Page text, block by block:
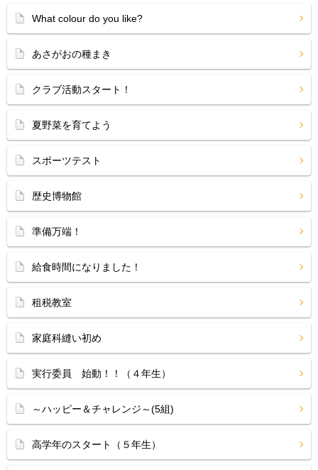
What colour do you like?
あさがおの種まき
クラブ活動スタート！
夏野菜を育てよう
スポーツテスト
歴史博物館
準備万端！
給食時間になりました！
租税教室
家庭科縫い初め
実行委員 始動！！（４年生）
～ハッピー＆チャレンジ～(5組)
高学年のスタート（５年生）